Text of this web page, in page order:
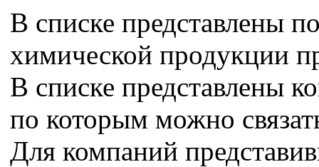
В списке представлены
химической продукции
В списке представлены
по которым можно
Для компаний